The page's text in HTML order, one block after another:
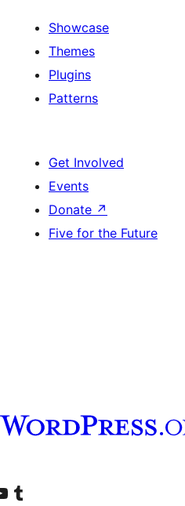
Showcase
Themes
Plugins
Patterns
Get Involved
Events
Donate ↗
Five for the Future
TikTok account
YouTube channel
Bisitahin ang aming Tumblr account